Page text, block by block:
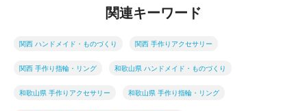
関連キーワード
関西 ハンドメイド・ものづくり 関西 手作りアクセサリー
関西 手作り指輪・リング 和歌山県 ハンドメイド・ものづくり
和歌山県 手作りアクセサリー 和歌山県 手作り指輪・リング